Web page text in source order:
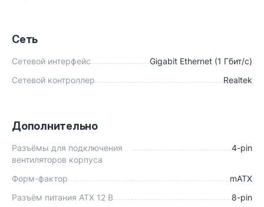
Сеть
Сетевой интерфейс
Gigabit Ethernet (1 Гбит/с)
Сетевой контроллер
Realtek
Дополнительно
Разъёмы для подключения
вентиляторов корпуса
4-pin
Форм-фактор
mATX
Разъём питания ATX 12 В
8-pin